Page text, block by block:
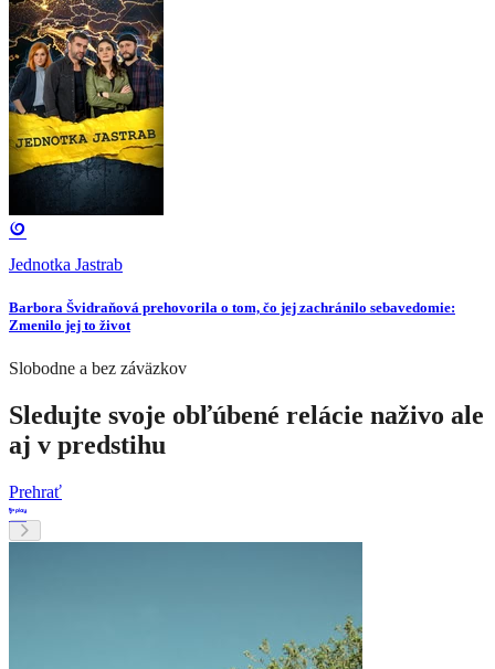
Jednotka Jastrab
Barbora Švidraňová prehovorila o tom, čo jej zachránilo sebavedomie:
Zmenilo jej to život
Slobodne a bez záväzkov
Sledujte svoje obľúbené relácie naživo ale
aj v predstihu
Prehrať